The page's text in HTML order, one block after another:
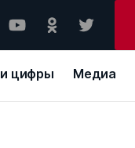
цифры Медиа